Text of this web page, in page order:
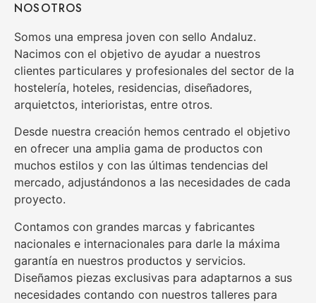
NOSOTROS
Somos una empresa joven con sello Andaluz.
Nacimos con el objetivo de ayudar a nuestros
clientes particulares y profesionales del sector de la
hostelería, hoteles, residencias, diseñadores,
arquietctos, interioristas, entre otros.
Desde nuestra creación hemos centrado el objetivo
en ofrecer una amplia gama de productos con
muchos estilos y con las últimas tendencias del
mercado, adjustándonos a las necesidades de cada
proyecto.
Contamos con grandes marcas y fabricantes
nacionales e internacionales para darle la máxima
garantía en nuestros productos y servicios.
Diseñamos piezas exclusivas para adaptarnos a sus
necesidades contando con nuestros talleres para